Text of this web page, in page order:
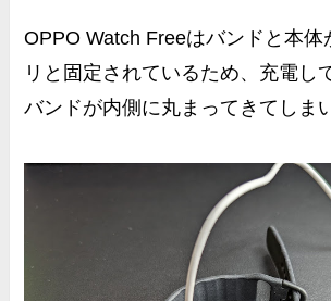
OPPO Watch Freeはバンドと本体
リと固定されているため、充電し
バンドが内側に丸まってきてしま